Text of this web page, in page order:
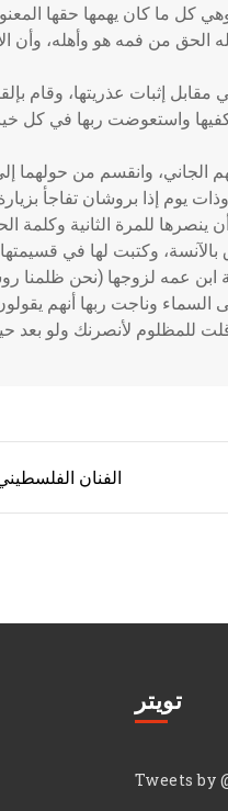
كل ما كان يهمها حقها
الحق من فمه هو وأهله،
إثبات عذريتها، وقام
واستعوضت ربها في كل
الجاني، وانقسم من
يوم إذا بروشان تفاجأ
ينصرها للمرة الثانية وكلمة
بالآنسة، وكتبت لها في
ابن عمه لزوجها (نحن ظلمنا
وناجت ربها أنهم
للمظلوم لأنصرنك ولو بعد
الفنان
تويتر
Tweets by